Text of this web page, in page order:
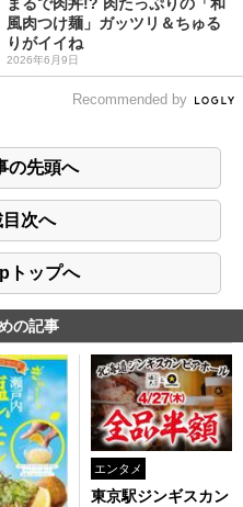
風肉つけ麺」ガッツリ＆ちゅる
りがイイね
2026年6月9日
Recommended by
の先頭へ
次へ
トップへ
の記事
エンタメ
東京駅ジンギスカン